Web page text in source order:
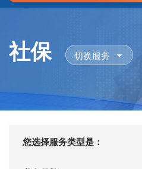
社保 切换服务
您选择服务类型是：